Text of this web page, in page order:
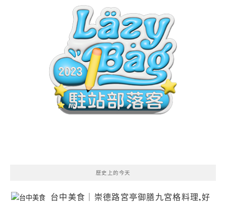
歷史上的今天
台中美食｜崇德路宮亭御膳九宮格料理,好